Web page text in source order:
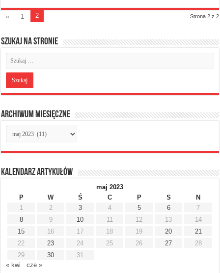
Strona 2 z 2
« 1 2
Szukaj na stronie
Archiwum miesięczne
Archiwum
miesięczne
Kalendarz artykułów
maj 2023
P
W Ś C P S
N
1
2 3 4 5 6
7
8
9 10 11 12 13
14
15
16 17 18 19 20
21
22
23 24 25 26 27
28
29
30
31
« kwi
cze »